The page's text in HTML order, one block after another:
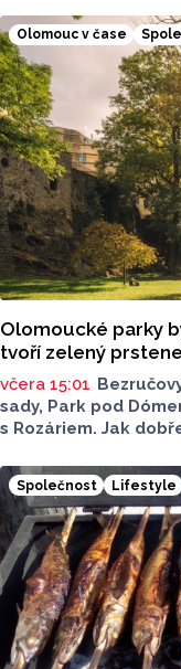
Olomouc v čase
Olomoucké parky
tvoří zelený
včera 15:01
sady, Park pod
s Rozáriem. Jak
které v nich jsou.
Společnost Lifestyle